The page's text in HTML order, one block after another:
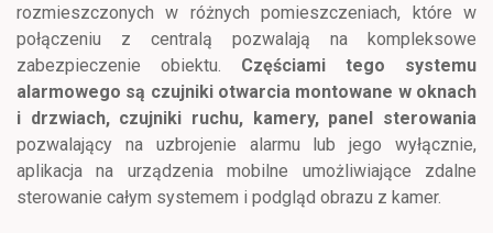
rozmieszczonych w różnych pomieszczeniach, które w
połączeniu z centralą pozwalają na kompleksowe
zabezpieczenie obiektu. Częściami tego systemu
alarmowego są czujniki otwarcia montowane w oknach
i drzwiach, czujniki ruchu, kamery, panel sterowania
pozwalający na uzbrojenie alarmu lub jego wyłącznie,
aplikacja na urządzenia mobilne umożliwiające zdalne
sterowanie całym systemem i podgląd obrazu z kamer.